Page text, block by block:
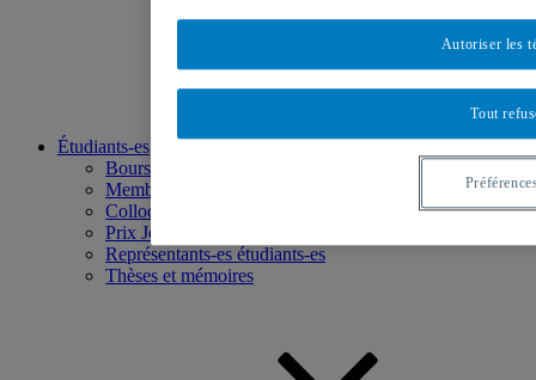
Étudiants-es
Bourses Paul-R-Bélanger
Membres étudiants-es
Colloque étudiant CRISES
Prix Jean-Marie-Fecteau
Représentants-es étudiants-es
Thèses et mémoires
Tout
Autoriser les